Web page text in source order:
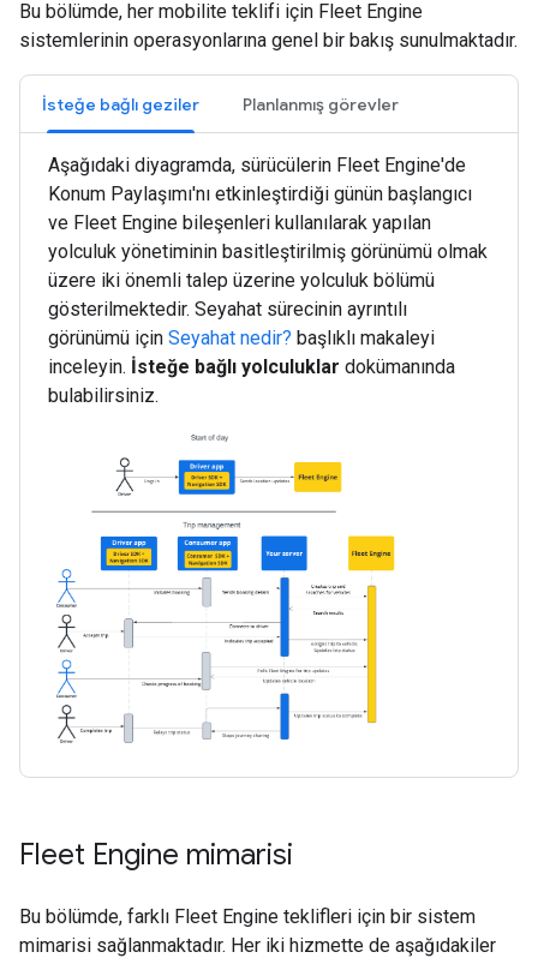
Bu bölümde, her mobilite teklifi için Fleet Engine
sistemlerinin operasyonlarına genel bir bakış sunulmaktadır.
İsteğe bağlı geziler Planlanmış görevler
Aşağıdaki diyagramda, sürücülerin Fleet Engine'de
Konum Paylaşımı'nı etkinleştirdiği günün başlangıcı
ve Fleet Engine bileşenleri kullanılarak yapılan
yolculuk yönetiminin basitleştirilmiş görünümü olmak
üzere iki önemli talep üzerine yolculuk bölümü
gösterilmektedir. Seyahat sürecinin ayrıntılı
görünümü için Seyahat nedir? başlıklı makaleyi
inceleyin. İsteğe bağlı yolculuklar dokümanında
bulabilirsiniz.
Fleet Engine mimarisi
Bu bölümde, farklı Fleet Engine teklifleri için bir sistem
mimarisi sağlanmaktadır. Her iki hizmette de aşağıdakiler